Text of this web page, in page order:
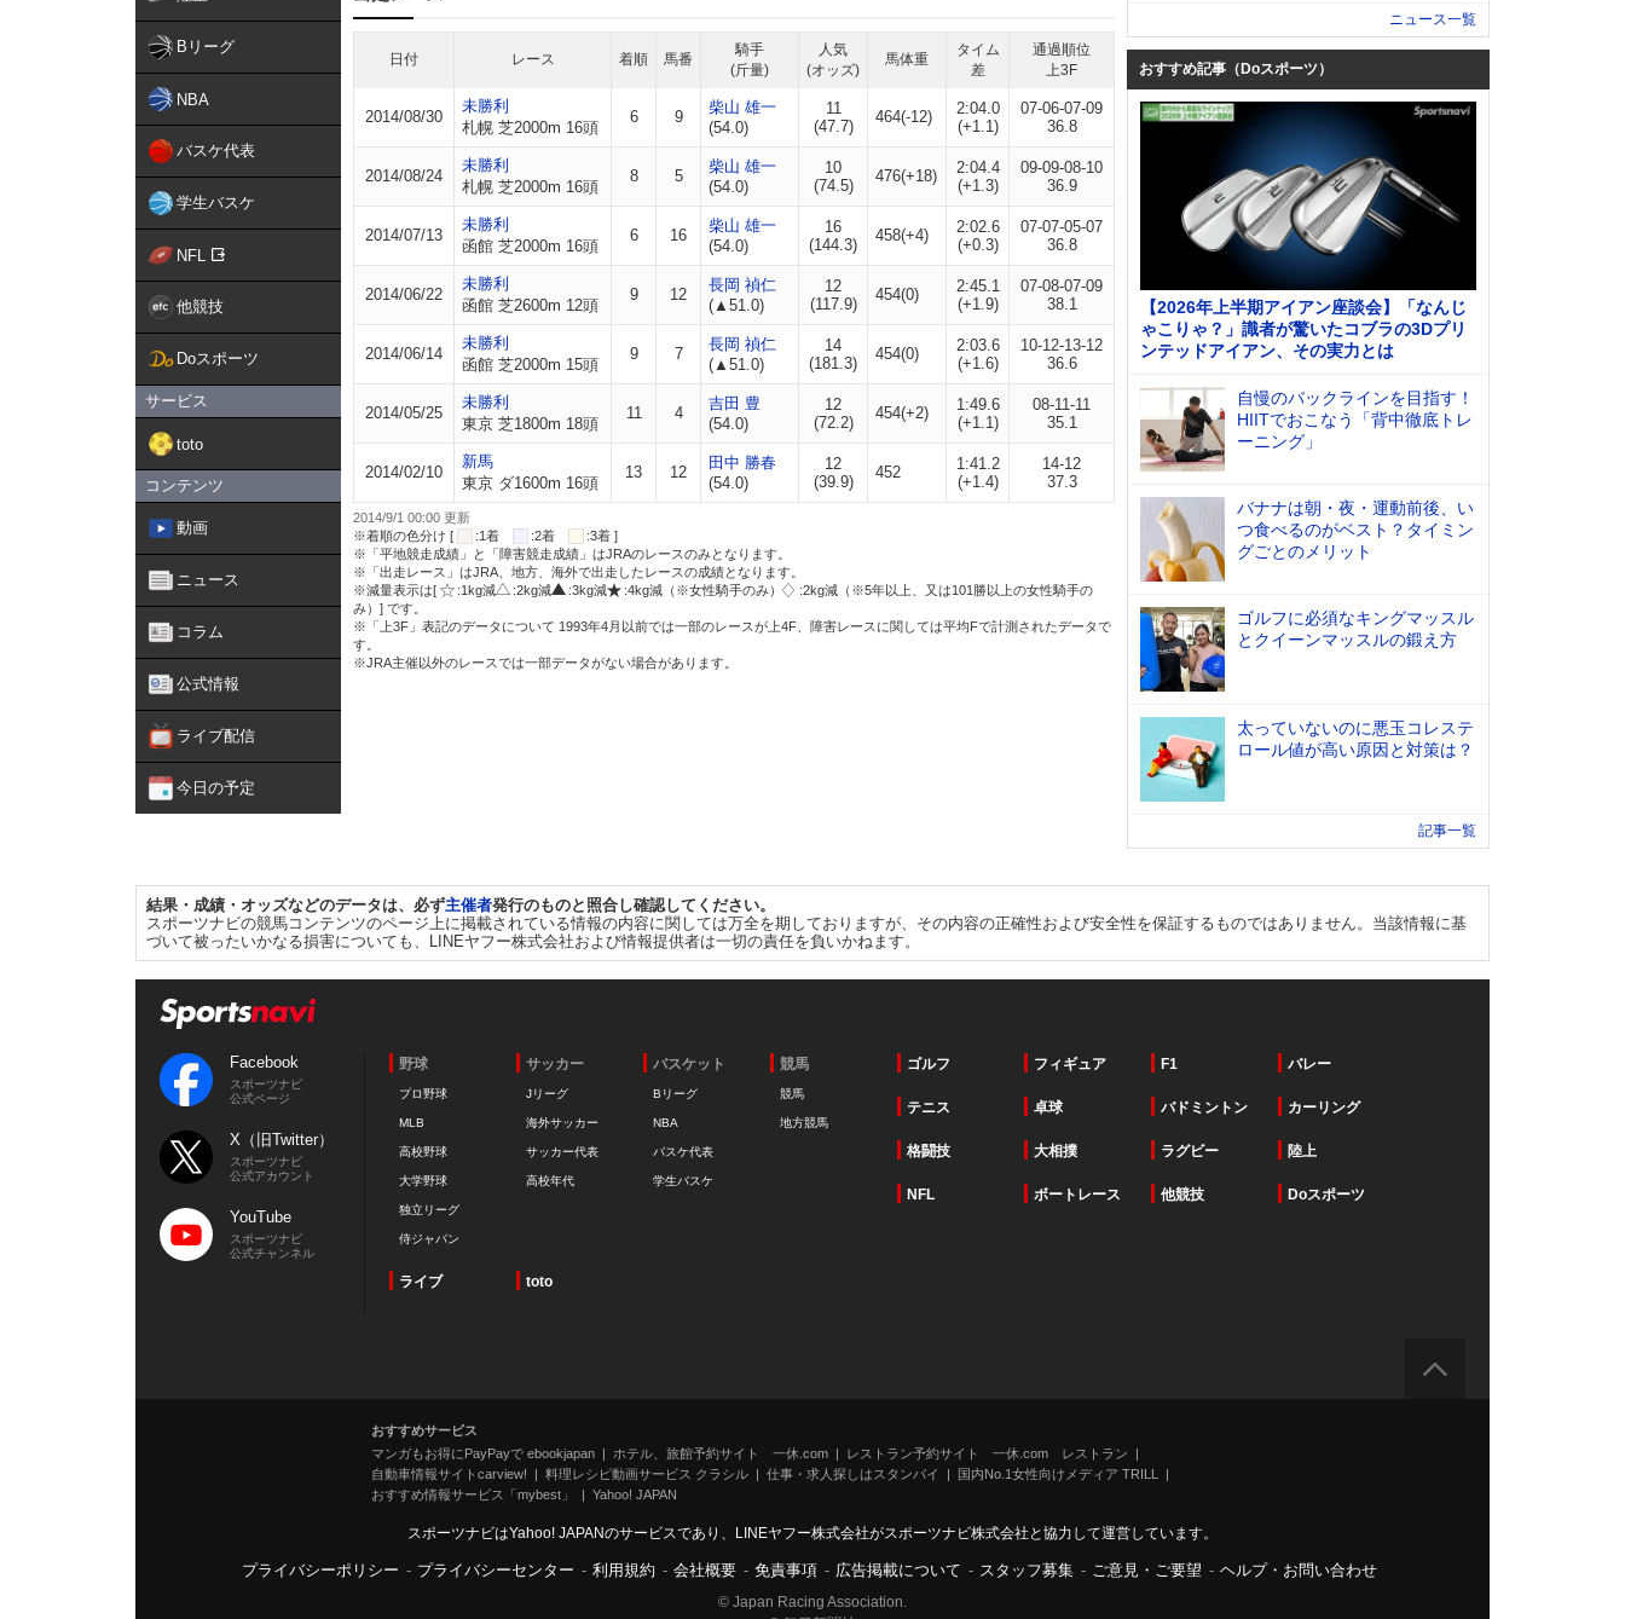
Bリーグ
NBA
バスケ代表
学生バスケ
NFL
他競技
Doスポーツ
サービス
toto
コンテンツ
動画
ニュース
コラム
公式情報
ライブ配信
今日の予定
日付 レース 着順 馬番
騎手
(斤量)
人気
(オッズ)
馬体重
タイム
差
通過順位
上3F
2014/08/30
未勝利
札幌 芝2000m 16頭
6 9
柴山 雄一
(54.0)
11
(47.7)
464(-12)
2:04.0
(+1.1)
07-06-07-09
36.8
2014/08/24
未勝利
札幌 芝2000m 16頭
8 5
柴山 雄一
(54.0)
10
(74.5)
476(+18)
2:04.4
(+1.3)
09-09-08-10
36.9
2014/07/13
未勝利
函館 芝2000m 16頭
6 16
柴山 雄一
(54.0)
16
(144.3)
458(+4)
2:02.6
(+0.3)
07-07-05-07
36.8
2014/06/22
未勝利
函館 芝2600m 12頭
9 12
長岡 禎仁
(▲51.0)
12
(117.9)
454(0)
2:45.1
(+1.9)
07-08-07-09
38.1
2014/06/14
未勝利
函館 芝2000m 15頭
9 7
長岡 禎仁
(▲51.0)
14
(181.3)
454(0)
2:03.6
(+1.6)
10-12-13-12
36.6
2014/05/25
未勝利
東京 芝1800m 18頭
11 4
吉田 豊
(54.0)
12
(72.2)
454(+2)
1:49.6
(+1.1)
08-11-11
35.1
2014/02/10
新馬
東京 ダ1600m 16頭
13 12
田中 勝春
(54.0)
12
(39.9)
452
1:41.2
(+1.4)
14-12
37.3
2014/9/1 00:00 更新
※着順の色分け [
:1着 :2着
:3着 ]
※「平地競走成績」と「障害競走成績」はJRAのレースのみとなります。
※「出走レース」はJRA、地方、海外で出走したレースの成績となります。
※減量表示は[
:1kg減 :2kg減 :3kg減 :4kg減（※女性騎手のみ）
:2kg減（※5年以上、又は101勝以上の女性騎手の
み）] です。
※「上3F」表記のデータについて 1993年4月以前では一部のレースが上4F、障害レースに関しては平均Fで計測されたデータで
す。
※JRA主催以外のレースでは一部データがない場合があります。
ニュース一覧
おすすめ記事（Doスポーツ）
【2026年上半期アイアン座談会】「なんじ
ゃこりゃ？」識者が驚いたコブラの3Dプリ
ンテッドアイアン、その実力とは
自慢のバックラインを目指す！
HIITでおこなう「背中徹底トレ
ーニング」
バナナは朝・夜・運動前後、い
つ食べるのがベスト？タイミン
グごとのメリット
ゴルフに必須なキングマッスル
とクイーンマッスルの鍛え方
太っていないのに悪玉コレステ
ロール値が高い原因と対策は？
記事一覧
結果・成績・オッズなどのデータは、必ず主催者発行のものと照合し確認してください。
スポーツナビの競馬コンテンツのページ上に掲載されている情報の内容に関しては万全を期しておりますが、その内容の正確性および安全性を保証するものではありません。当該情報に基
づいて被ったいかなる損害についても、LINEヤフー株式会社および情報提供者は一切の責任を負いかねます。
Facebook
スポーツナビ
公式ページ
X（旧Twitter）
スポーツナビ
公式アカウント
YouTube
スポーツナビ
公式チャンネル
野球
プロ野球
MLB
高校野球
大学野球
独立リーグ
侍ジャパン
サッカー
Jリーグ
海外サッカー
サッカー代表
高校年代
バスケット
Bリーグ
NBA
バスケ代表
学生バスケ
競馬
競馬
地方競馬
ゴルフ フィギュア F1 バレー
テニス 卓球 バドミントン カーリング
格闘技 大相撲 ラグビー 陸上
NFL ボートレース 他競技 Doスポーツ
ライブ toto
おすすめサービス
マンガもお得にPayPayで ebookjapan
ホテル、旅館予約サイト 一休.com
レストラン予約サイト 一休.com レストラン
自動車情報サイトcarview!
料理レシピ動画サービス クラシル 仕事・求人探しはスタンバイ
国内No.1女性向けメディア TRILL
おすすめ情報サービス「mybest」
Yahoo! JAPAN
スポーツナビはYahoo! JAPANのサービスであり、LINEヤフー株式会社がスポーツナビ株式会社と協力して運営しています。
プライバシーポリシー - プライバシーセンター - 利用規約 - 会社概要 - 免責事項 - 広告掲載について - スタッフ募集 - ご意見・ご要望 - ヘルプ・お問い合わせ
© Japan Racing Association.